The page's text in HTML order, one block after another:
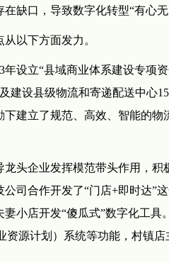
缺口，导致数字化转型“有心无
以下方面发力。
设立“县域商业体系建设专项
建设县级物流和寄递配送中心
建立了规范、高效、智能的物
头企业发挥模范带头作用，
司合作开发了“门店+即时达”
小店开发“傻瓜式”数字化工具
资源计划）系统等功能，村镇